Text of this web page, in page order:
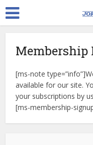
Membership
[ms-note
available for our site.
your subscriptions by
[ms-membership-